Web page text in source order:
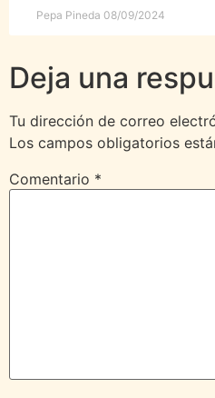
Pepa Pineda 08/09/2024
Deja una
Tu dirección de correo
Los campos obligatorios
Comentario *